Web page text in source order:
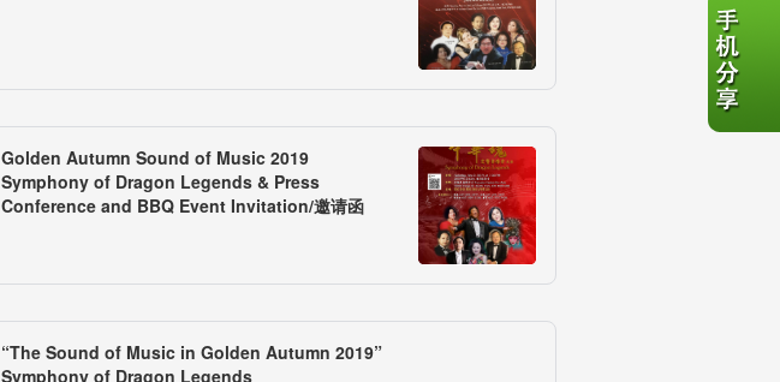
Golden Autumn Sound of Music 2019
Symphony of Dragon Legends & Press
Conference and BBQ Event Invitation/邀请函
“The Sound of Music in Golden Autumn 2019”
Symphony of Dragon Legends